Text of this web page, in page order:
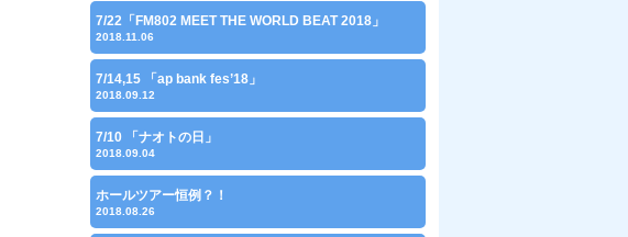
7/22「FM802 MEET THE WORLD BEAT 2018」
2018.11.06
7/14,15 「ap bank fes’18」
2018.09.12
7/10 「ナオトの日」
2018.09.04
ホールツアー恒例？！
2018.08.26